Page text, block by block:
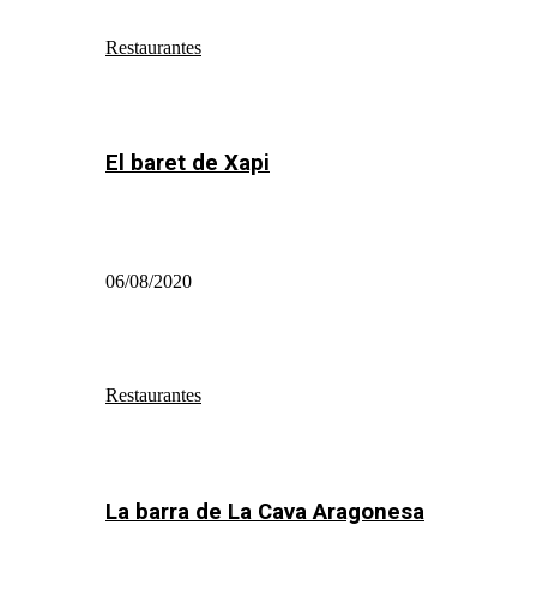
Restaurantes
El baret de Xapi
06/08/2020
Restaurantes
La barra de La Cava Aragonesa